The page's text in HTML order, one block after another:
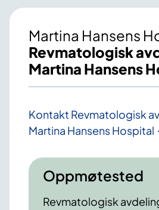
Martina Hansens
Revmatologisk
Martina Hansens
Kontakt Revmatologisk
Martina Hansens Hospital
Oppmøtested
Revmatologisk